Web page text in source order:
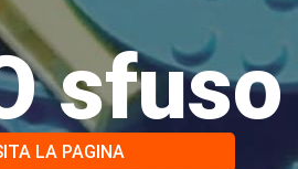
sfuso
LA PAGINA